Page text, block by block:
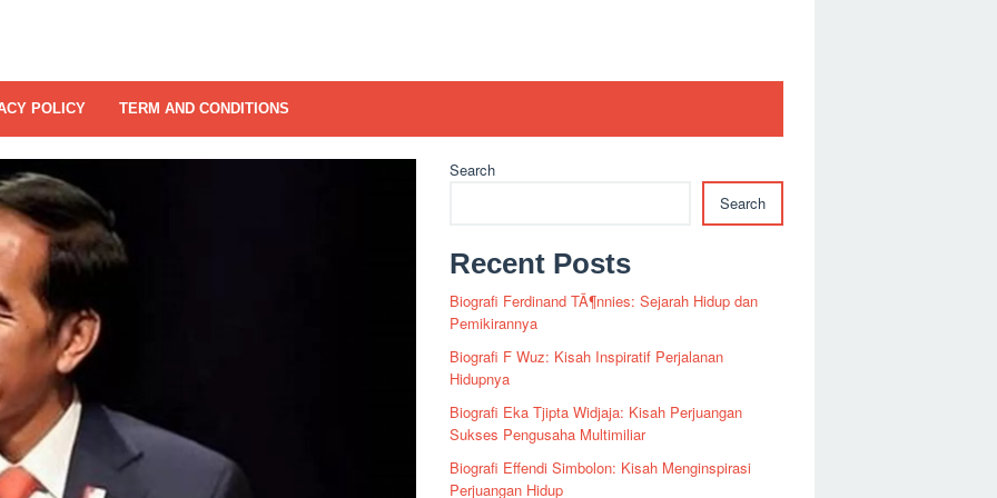
POLICY TERM AND CONDITIONS
Search
Search
Recent Posts
Biografi Ferdinand TÃ¶nnies: Sejarah Hidup dan
Pemikirannya
Biografi F Wuz: Kisah Inspiratif Perjalanan
Hidupnya
Biografi Eka Tjipta Widjaja: Kisah Perjuangan
Sukses Pengusaha Multimiliar
Biografi Effendi Simbolon: Kisah Menginspirasi
Perjuangan Hidup